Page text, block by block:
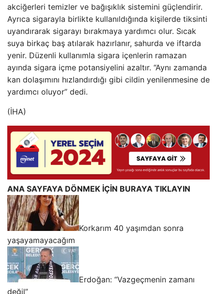
akciğerleri temizler ve bağışıklık sistemini güçlendirir.
Ayrıca sigarayla birlikte kullanıldığında kişilerde tiksinti
uyandırarak sigarayı bırakmaya yardımcı olur. Sıcak
suya birkaç baş atılarak hazırlanır, sahurda ve iftarda
yenir. Düzenli kullanımla sigara içenlerin ramazan
ayında sigara içme potansiyelini azaltır. “Aynı zamanda
kan dolaşımını hızlandırdığı gibi cildin yenilenmesine de
yardımcı oluyor” dedi.
(İHA)
ANA SAYFAYA DÖNMEK İÇİN BURAYA TIKLAYIN
Korkarım 40 yaşımdan sonra
yaşayamayacağım
Erdoğan: “Vazgeçmenin zamanı
değil”